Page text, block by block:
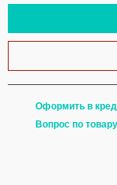
Оформить в
Вопрос по товару